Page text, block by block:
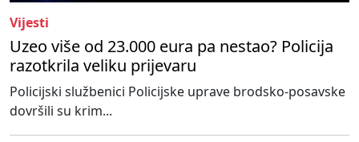
Vijesti
Uzeo više od 23.000 eura pa nestao? Policija
razotkrila veliku prijevaru
Policijski službenici Policijske uprave brodsko-posavske
dovršili su krim...